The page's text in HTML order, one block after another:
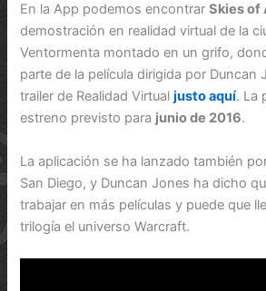
En la App podemos encontrarSkies of
demostración en realidad virtual de la
Ventormenta montado en un grifo,
parte de la película dirigida por Duncan
trailer de Realidad Virtualjusto aquí. La
estreno previsto para junio de 2016.
La aplicación se ha lanzado también
San Diego, y Duncan Jones ha dicho
trabajar en más películas y puede que
trilogía el universo Warcraft.